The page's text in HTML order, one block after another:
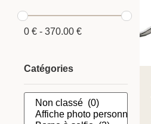
0 € - 370.00 €
Catégories